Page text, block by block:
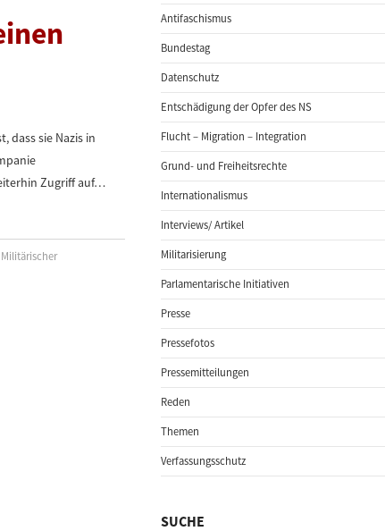
dass sie Nazis in
Zugriff auf…
Militärischer
Antifaschismus
Bundestag
Datenschutz
Entschädigung der Opfer des NS
Flucht – Migration – Integration
Grund- und Freiheitsrechte
Internationalismus
Interviews/ Artikel
Militarisierung
Parlamentarische Initiativen
Presse
Pressefotos
Pressemitteilungen
Reden
Themen
Verfassungsschutz
SUCHE